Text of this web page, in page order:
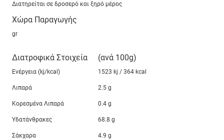
Διατηρείται σε δροσερό και ξηρό μέρος
Χώρα Παραγωγής
gr
Διατροφικά Στοιχεία (ανά 100g)
Ενέργεια (kj/kcal) 1523 kj / 364 kcal
Λιπαρά 2.5 g
Κορεσμένα Λιπαρά 0.4 g
Υδατάνθρακες 68.8 g
Σάκχαρα 4.9 g